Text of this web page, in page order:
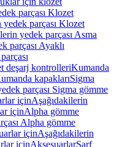
parçası Klozet
yedek parçası Klozet
yedek parçası Asma
parçası Ayaklı
deşarj kontrolleriKumanda
kapaklarıSigma
parçası Sigma gömme
içinAşağıdakilerin
içinAlpha gömme
Alpha gömme
içinAşağıdakilerin
içinAksesuarlarSarf